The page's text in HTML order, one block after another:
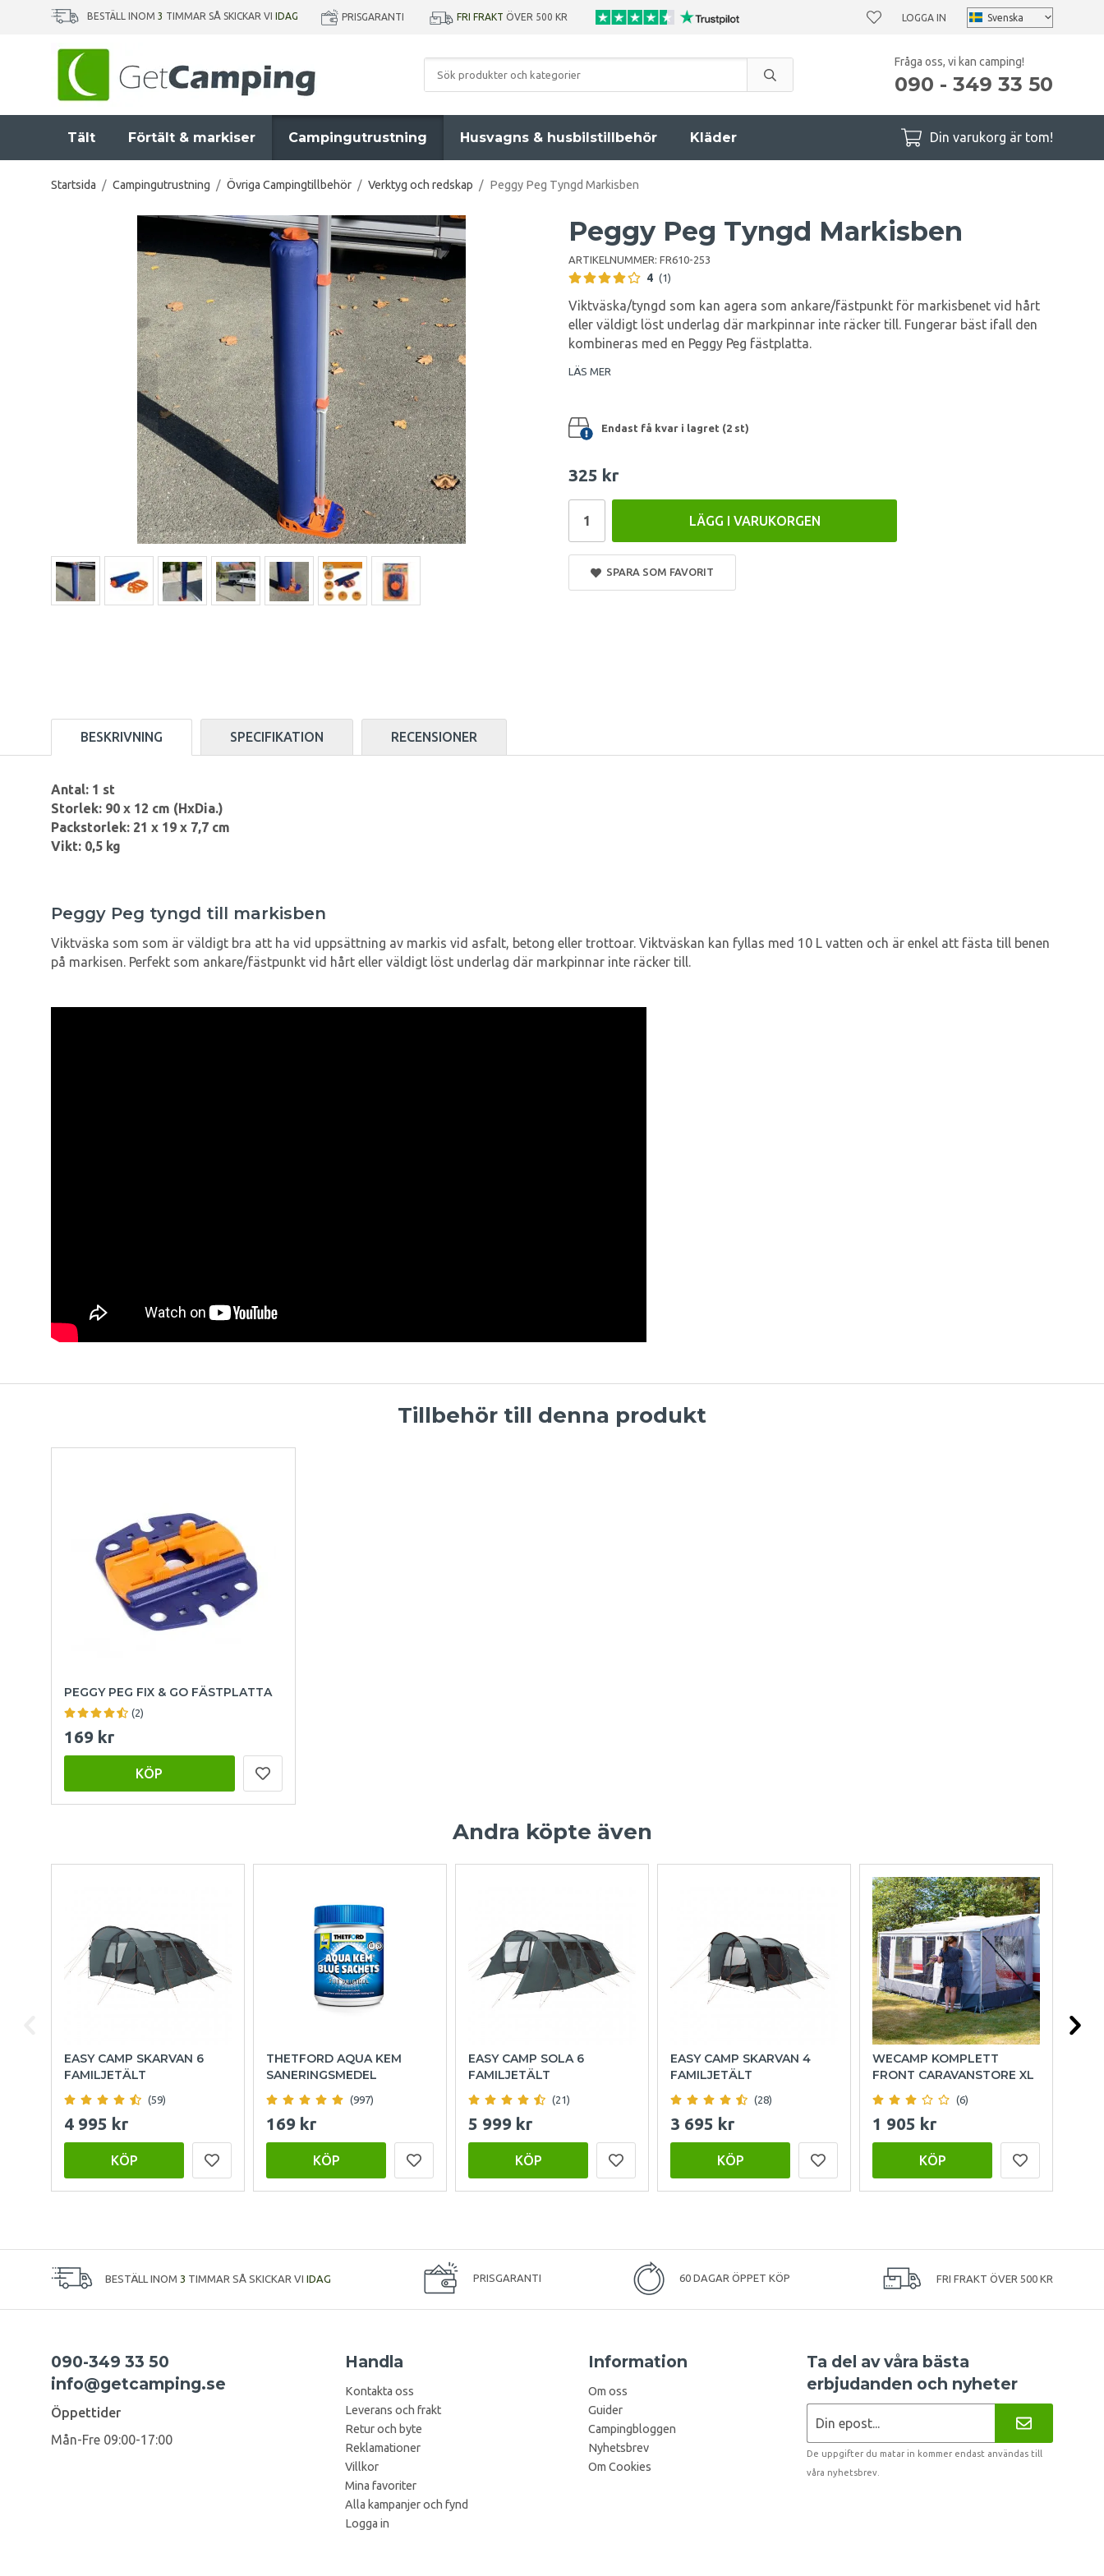
BESTÄLL INOM 3 TIMMAR SÅ SKICKAR VI IDAG PRISGARANTI FRI FRAKT ÖVER 500 KR LOGGA IN
Fråga oss, vi kan camping!
090 - 349 33 50
Tält Förtält & markiser Campingutrustning Husvagns & husbilstillbehör Kläder Din varukorg är tom!
Startsida / Campingutrustning / Övriga Campingtillbehör / Verktyg och redskap / Peggy Peg Tyngd Markisben
Peggy Peg Tyngd Markisben
ARTIKELNUMMER: FR610-253
4 (1)
Viktväska/tyngd som kan agera som ankare/fästpunkt för markisbenet vid hårt
eller väldigt löst underlag där markpinnar inte räcker till. Fungerar bäst ifall den
kombineras med en Peggy Peg fästplatta.
LÄS MER
Endast få kvar i lagret (2 st)
325 kr
LÄGG I VARUKORGEN
SPARA SOM FAVORIT
BESKRIVNING SPECIFIKATION RECENSIONER
Antal: 1 st
Storlek: 90 x 12 cm (HxDia.)
Packstorlek: 21 x 19 x 7,7 cm
Vikt: 0,5 kg
Peggy Peg tyngd till markisben
Viktväska som som är väldigt bra att ha vid uppsättning av markis vid asfalt, betong eller trottoar. Viktväskan kan fyllas med 10 L vatten och är enkel att fästa till benen
på markisen. Perfekt som ankare/fästpunkt vid hårt eller väldigt löst underlag där markpinnar inte räcker till.
Tillbehör till denna produkt
PEGGY PEG FIX & GO FÄSTPLATTA
(2)
169 kr
KÖP
Andra köpte även
EASY CAMP SKARVAN 6
FAMILJETÄLT
(59)
4 995 kr
KÖP
THETFORD AQUA KEM
SANERINGSMEDEL
(997)
169 kr
KÖP
EASY CAMP SOLA 6
FAMILJETÄLT
(21)
5 999 kr
KÖP
EASY CAMP SKARVAN 4
FAMILJETÄLT
(28)
3 695 kr
KÖP
WECAMP KOMPLETT
FRONT CARAVANSTORE XL
(6)
1 905 kr
KÖP
BESTÄLL INOM 3 TIMMAR SÅ SKICKAR VI IDAG PRISGARANTI 60 DAGAR ÖPPET KÖP FRI FRAKT ÖVER 500 KR
090-349 33 50
info@getcamping.se
Öppettider
Mån-Fre 09:00-17:00
Handla
Kontakta oss
Leverans och frakt
Retur och byte
Reklamationer
Villkor
Mina favoriter
Alla kampanjer och fynd
Logga in
Information
Om oss
Guider
Campingbloggen
Nyhetsbrev
Om Cookies
Ta del av våra bästa
erbjudanden och nyheter
De uppgifter du matar in kommer endast användas till
våra nyhetsbrev.